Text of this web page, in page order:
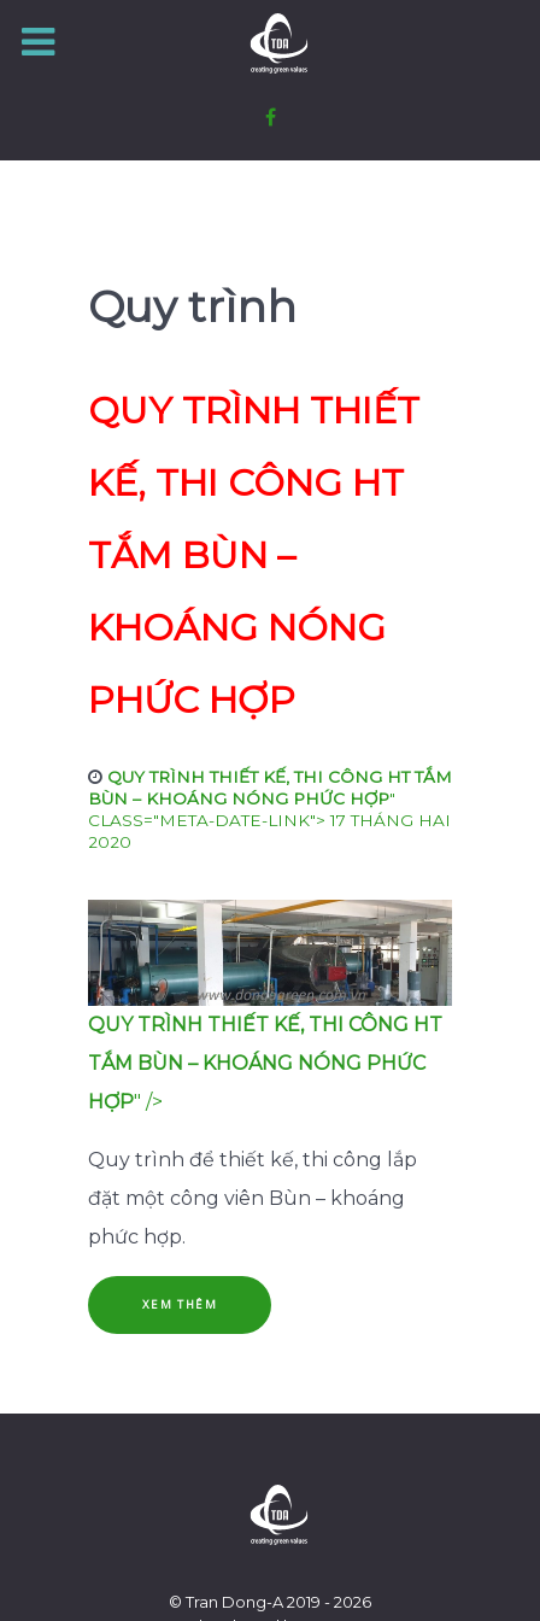
Quy trình
QUY TRÌNH THIẾT
KẾ, THI CÔNG HT
TẮM BÙN –
KHOÁNG NÓNG
PHỨC HỢP
QUY TRÌNH THIẾT KẾ, THI CÔNG HT TẮM
BÙN – KHOÁNG NÓNG PHỨC HỢP"
CLASS="META-DATE-LINK">17 THÁNG HAI
2020
QUY TRÌNH THIẾT KẾ, THI CÔNG HT
TẮM BÙN – KHOÁNG NÓNG PHỨC
HỢP" />
Quy trình để thiết kế, thi công lắp
đặt một công viên Bùn – khoáng
phức hợp.
XEM THÊM
© Tran Dong-A 2019 - 2026